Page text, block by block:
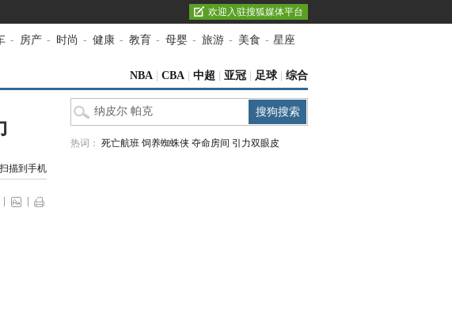
欢迎入驻搜狐媒体平台
- 房产 - 时尚 - 健康 - 教育 - 母婴 - 旅游 - 美食 - 星座
NBA CBA 中超 亚冠 足球 综合
扫描到手机
热词： 死亡航班 饲养蜘蛛侠 夺命房间 引力双眼皮